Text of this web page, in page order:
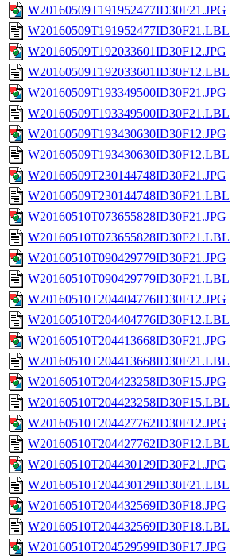
W20160509T191952477ID30F21.JPG
W20160509T191952477ID30F21.LBL
W20160509T192033601ID30F12.JPG
W20160509T192033601ID30F12.LBL
W20160509T193349500ID30F21.JPG
W20160509T193349500ID30F21.LBL
W20160509T193430630ID30F12.JPG
W20160509T193430630ID30F12.LBL
W20160509T230144748ID30F21.JPG
W20160509T230144748ID30F21.LBL
W20160510T073655828ID30F21.JPG
W20160510T073655828ID30F21.LBL
W20160510T090429779ID30F21.JPG
W20160510T090429779ID30F21.LBL
W20160510T204404776ID30F12.JPG
W20160510T204404776ID30F12.LBL
W20160510T204413668ID30F21.JPG
W20160510T204413668ID30F21.LBL
W20160510T204423258ID30F15.JPG
W20160510T204423258ID30F15.LBL
W20160510T204427762ID30F12.JPG
W20160510T204427762ID30F12.LBL
W20160510T204430129ID30F21.JPG
W20160510T204430129ID30F21.LBL
W20160510T204432569ID30F18.JPG
W20160510T204432569ID30F18.LBL
W20160510T204529599ID30F17.JPG